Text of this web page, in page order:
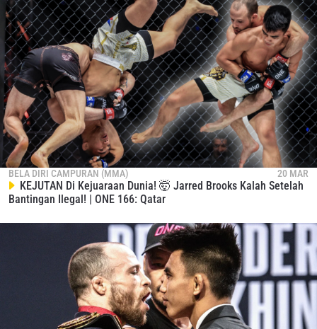
BELA DIRI CAMPURAN (MMA) 20 MAR
KEJUTAN Di Kejuaraan Dunia! 🤯 Jarred Brooks Kalah Setelah
Bantingan Ilegal! | ONE 166: Qatar
IKUTI PERKEMBANGAN TERBARU
Bawa ONE Championship kemana pun anda pergi!
Daftar sekarang untuk mendapat akses ke berita
terbaru, tawaran spesial, dan akses awal untuk kursi
terbaik di gelaran langsung kami.